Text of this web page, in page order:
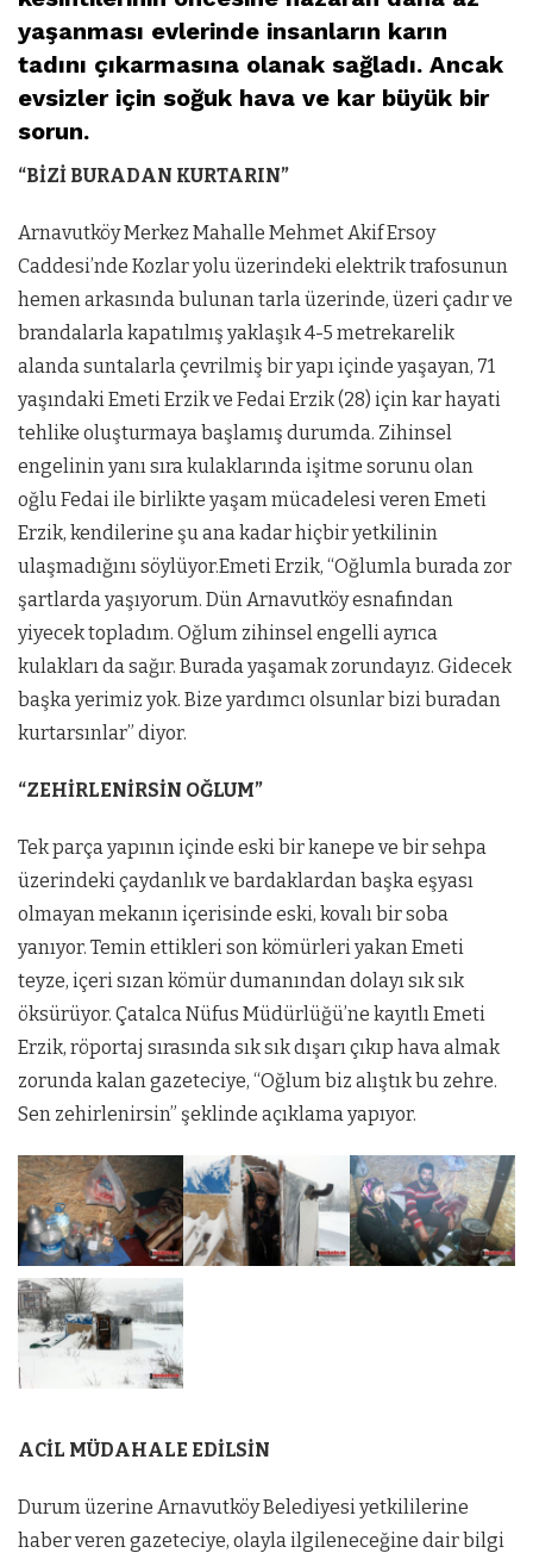
yaşanması evlerinde insanların karın
tadını çıkarmasına olanak sağladı. Ancak
evsizler için soğuk hava ve kar büyük bir
sorun.
“BİZİ BURADAN KURTARIN”
Arnavutköy Merkez Mahalle Mehmet Akif Ersoy
Caddesi’nde Kozlar yolu üzerindeki elektrik trafosunun
hemen arkasında bulunan tarla üzerinde, üzeri çadır ve
brandalarla kapatılmış yaklaşık 4-5 metrekarelik
alanda suntalarla çevrilmiş bir yapı içinde yaşayan, 71
yaşındaki Emeti Erzik ve Fedai Erzik (28) için kar hayati
tehlike oluşturmaya başlamış durumda. Zihinsel
engelinin yanı sıra kulaklarında işitme sorunu olan
oğlu Fedai ile birlikte yaşam mücadelesi veren Emeti
Erzik, kendilerine şu ana kadar hiçbir yetkilinin
ulaşmadığını söylüyor.Emeti Erzik, “Oğlumla burada zor
şartlarda yaşıyorum. Dün Arnavutköy esnafından
yiyecek topladım. Oğlum zihinsel engelli ayrıca
kulakları da sağır. Burada yaşamak zorundayız. Gidecek
başka yerimiz yok. Bize yardımcı olsunlar bizi buradan
kurtarsınlar” diyor.
“ZEHİRLENİRSİN OĞLUM”
Tek parça yapının içinde eski bir kanepe ve bir sehpa
üzerindeki çaydanlık ve bardaklardan başka eşyası
olmayan mekanın içerisinde eski, kovalı bir soba
yanıyor. Temin ettikleri son kömürleri yakan Emeti
teyze, içeri sızan kömür dumanından dolayı sık sık
öksürüyor. Çatalca Nüfus Müdürlüğü’ne kayıtlı Emeti
Erzik, röportaj sırasında sık sık dışarı çıkıp hava almak
zorunda kalan gazeteciye, “Oğlum biz alıştık bu zehre.
Sen zehirlenirsin” şeklinde açıklama yapıyor.
ACİL MÜDAHALE EDİLSİN
Durum üzerine Arnavutköy Belediyesi yetkililerine
haber veren gazeteciye, olayla ilgileneceğine dair bilgi